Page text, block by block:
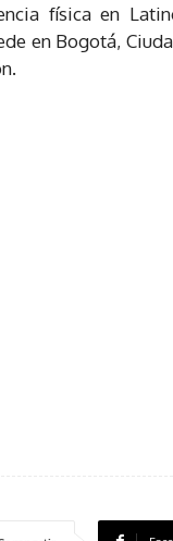
física en
en Bogotá,